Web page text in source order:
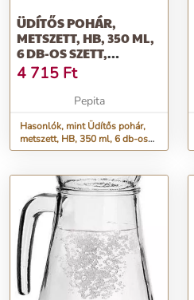
ÜDÍTŐS POHÁR,
METSZETT, HB, 350 ML,
6 DB-OS SZETT,
&QUOT;GASTROLINE&QUOT;
4 715 Ft
Pepita
Hasonlók, mint Üdítős pohár,
metszett, HB, 350 ml, 6 db-os
szett, &quot;GastroLine&quot;